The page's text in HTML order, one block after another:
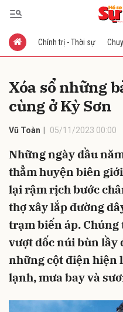
Chính trị - Thời sự
Xóa sổ những
cùng ở Kỳ Sơn
Vũ Toàn 05/11/2023 00:00
Những ngày đầu
thẳm huyện biên
lại rậm rịch bước
thợ xây lắp đường
trạm biến áp.
vượt dốc núi bùn lầy
những cột điện hiện
lạnh, mưa bay và
Gửi bình luận